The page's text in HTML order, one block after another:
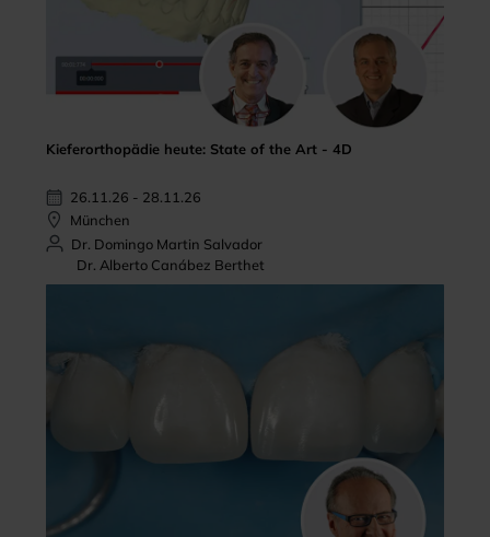
Kieferorthopädie heute: State of the Art - 4D
26.11.26 - 28.11.26
München
Dr. Domingo Martin Salvador
Dr. Alberto Canábez Berthet